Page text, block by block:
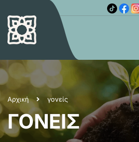
Αρχική γονείς
ΓΟΝΕΊΣ